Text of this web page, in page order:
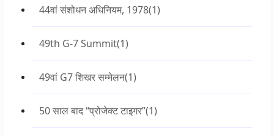
44वां संशोधन अधिनियम, 1978(1)
49th G-7 Summit(1)
49वां G7 शिखर सम्मेलन(1)
50 साल बाद “प्रोजेक्ट टाइगर”(1)